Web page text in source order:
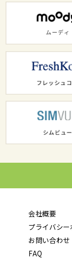
会社概要
プライバシー
お問い合わせ
FAQ